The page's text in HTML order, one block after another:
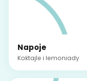
Napoje
Koktajle i lemoniady